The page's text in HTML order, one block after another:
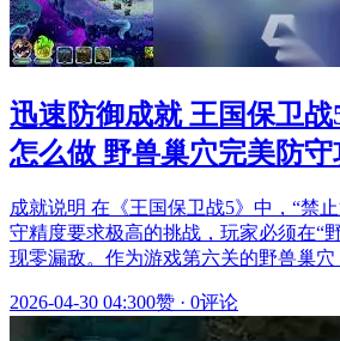
迅速防御成就 王国保卫
怎么做 野兽巢穴完美防守
成就说明 在《王国保卫战5》中，“禁
守精度要求极高的挑战，玩家必须在“
现零漏敌。作为游戏第六关的野兽巢
2026-04-30 04:300赞 · 0评论